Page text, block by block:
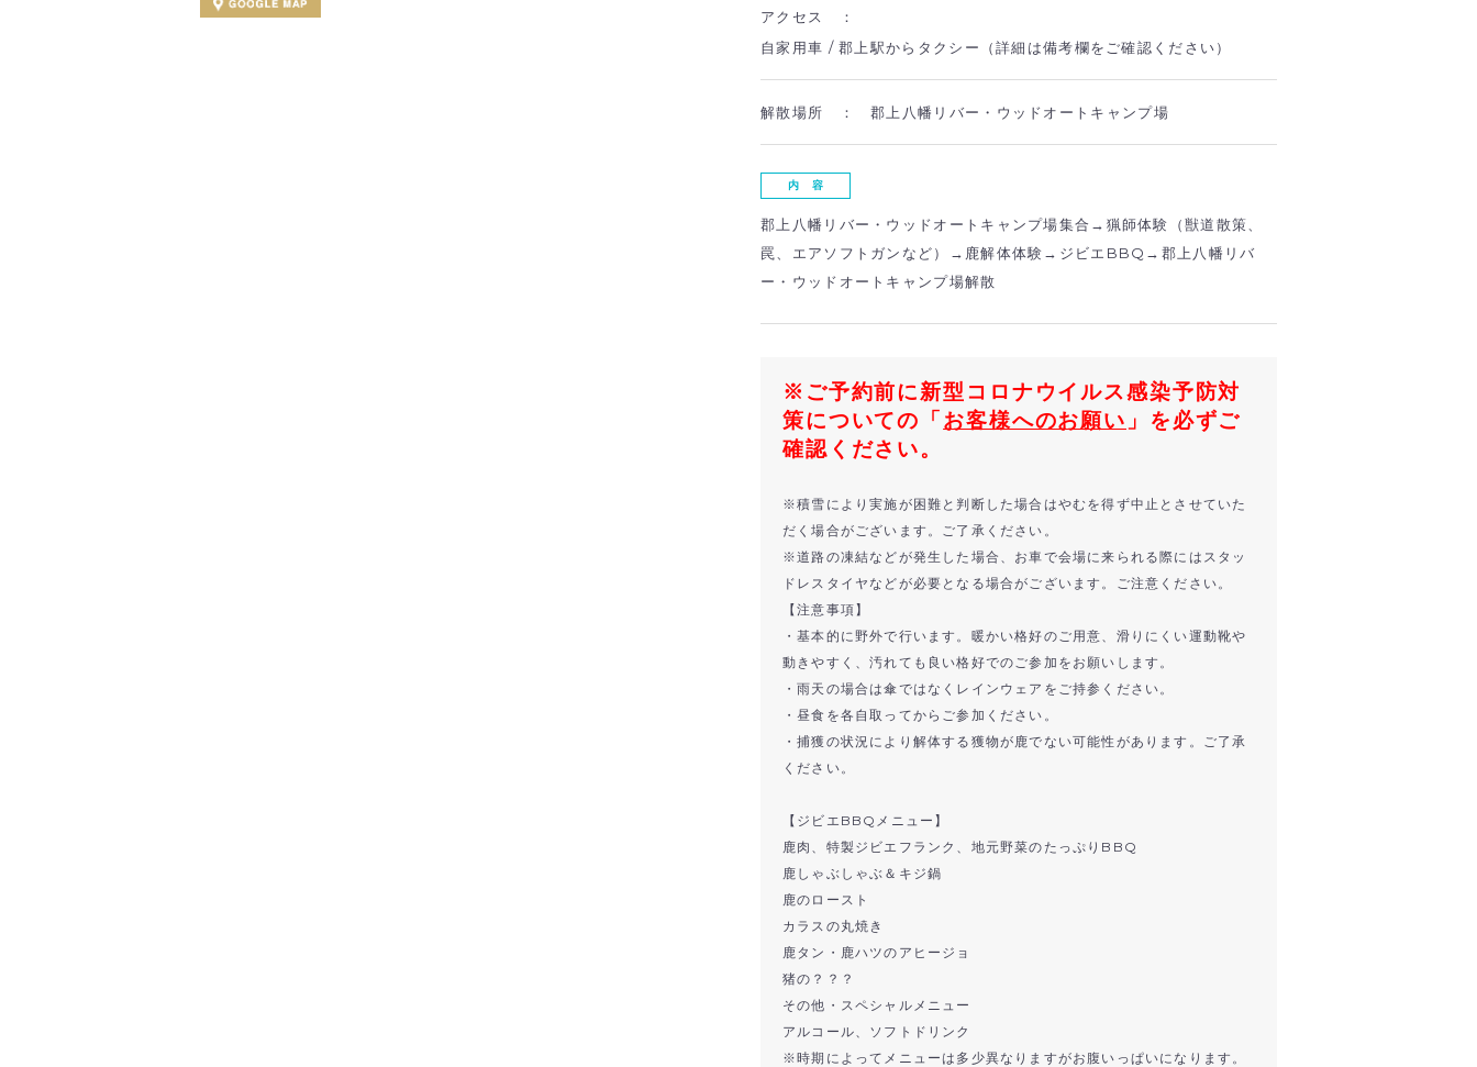
アクセス ：
自家用車 / 郡上駅からタクシー（詳細は備考欄をご確認ください）
解散場所 ：郡上八幡リバー・ウッドオートキャンプ場
内 容
郡上八幡リバー・ウッドオートキャンプ場集合→猟師体験（獣道散策、
罠、エアソフトガンなど）→鹿解体体験→ジビエBBQ→郡上八幡リバ
ー・ウッドオートキャンプ場解散
※ご予約前に新型コロナウイルス感染予防対
策についての「お客様へのお願い 」を必ずご
確認ください。
※積雪により実施が困難と判断した場合はやむを得ず中止とさせていた
だく場合がございます。ご了承ください。
※道路の凍結などが発生した場合、お車で会場に来られる際にはスタッ
ドレスタイヤなどが必要となる場合がございます。ご注意ください。
【注意事項】
・基本的に野外で行います。暖かい格好のご用意、滑りにくい運動靴や
動きやすく、汚れても良い格好でのご参加をお願いします。
・雨天の場合は傘ではなくレインウェアをご持参ください。
・昼食を各自取ってからご参加ください。
・捕獲の状況により解体する獲物が鹿でない可能性があります。ご了承
ください。
【ジビエBBQメニュー】
鹿肉、特製ジビエフランク、地元野菜のたっぷりBBQ
鹿しゃぶしゃぶ＆キジ鍋
鹿のロースト
カラスの丸焼き
鹿タン・鹿ハツのアヒージョ
猪の？？？
その他・スペシャルメニュー
アルコール、ソフトドリンク
※時期によってメニューは多少異なりますがお腹いっぱいになります。